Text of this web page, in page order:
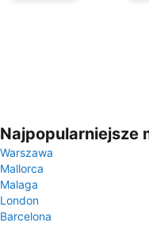
Najpopularniejsze
Warszawa
Mallorca
Malaga
London
Barcelona